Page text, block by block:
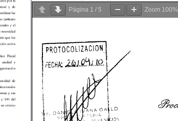
Página 1 / 5 Zoom 100%